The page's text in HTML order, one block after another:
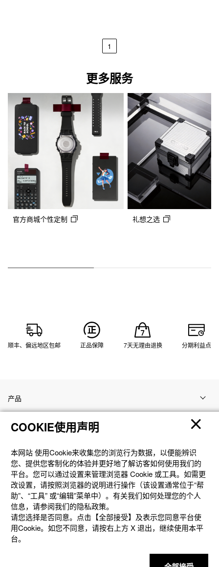
1
更多服务
官方商城个性定制 礼想之选
顺丰、偏远地区包邮 正品保障 7天无理由退换 分期利益点
产品
客户支持
资讯
社交媒体
© 2025 卡西欧（中国）贸易有限公司 CASIO(China) Co., Ltd
COOKIE使用声明
本网站 使⽤Cookie来收集您的浏览⾏为数据，以便能辨识
您、提供您客制化的体验并更好地了解访客如何使⽤我们的
平台。您可以通过设置来管理浏览器 Cookie 或⼯具。如需更
改设置，请按照浏览器的说明进⾏操作（该设置通常位于“帮
助”、“⼯具” 或“编辑”菜单中）。有关我们如何处理您的个⼈
信息，请参阅我们的隐私政策。
请您选择是否同意。点击【全部接受】及表示您同意平台使
用Cookie。如您不同意，请按右上⽅ X 退出，继续使⽤本平
台。